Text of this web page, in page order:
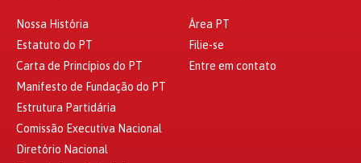
Nossa História
Estatuto do PT
Carta de Princípios do PT
Manifesto de Fundação do PT
Estrutura Partidária
Comissão Executiva Nacional
Diretório Nacional
Área PT
Filie-se
Entre em contato